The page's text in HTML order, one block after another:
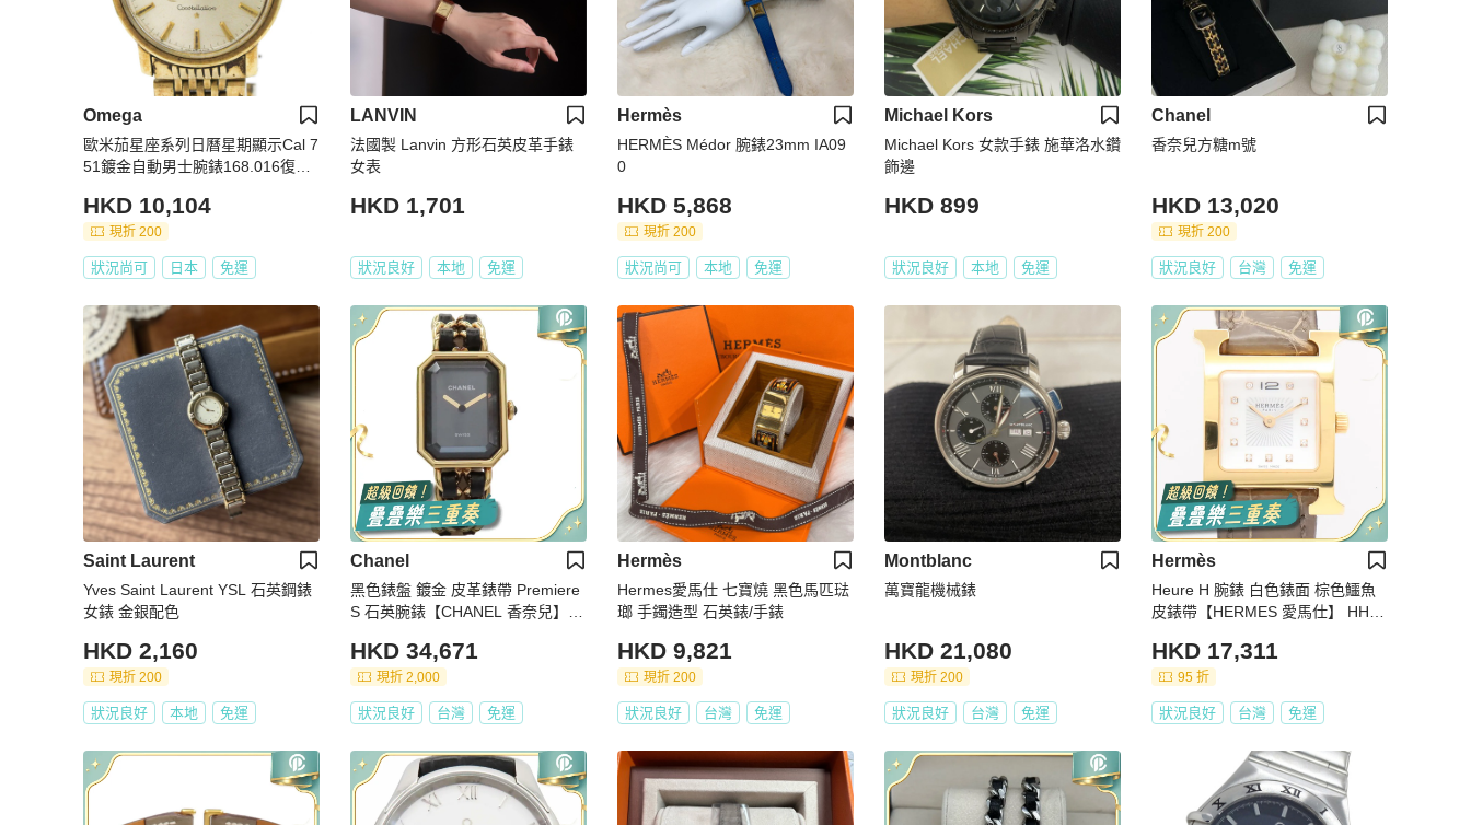
Omega
歐米茄星座系列日曆星期顯示Cal 7
51鍍金自動男士腕錶168.016復古
HKD 10,104
現折 200
狀況尚可 日本 免運
LANVIN
法國製 Lanvin 方形石英皮革手錶
女表
HKD 1,701
狀況良好 本地 免運
Hermès
HERMÈS Médor 腕錶23mm IA09
0
HKD 5,868
現折 200
狀況尚可 本地 免運
Michael Kors
Michael Kors 女款手錶 施華洛水鑽
飾邊
HKD 899
狀況良好 本地 免運
Chanel
香奈兒方糖m號
HKD 13,020
現折 200
狀況良好 台灣 免運
Saint Laurent
Yves Saint Laurent YSL 石英鋼錶
女錶 金銀配色
HKD 2,160
現折 200
狀況良好 本地 免運
Chanel
黑色錶盤 鍍金 皮革錶帶 Premiere
S 石英腕錶【CHANEL 香奈兒】 H
HKD 34,671
現折 2,000
狀況良好 台灣 免運
Hermès
Hermes愛馬仕 七寶燒 黑色馬匹琺
瑯 手鐲造型 石英錶/手錶
HKD 9,821
現折 200
狀況良好 台灣 免運
Montblanc
萬寶龍機械錶
HKD 21,080
現折 200
狀況良好 台灣 免運
Hermès
Heure H 腕錶 白色錶面 棕色鱷魚
皮錶帶【HERMES 愛馬仕】 HH1.
HKD 17,311
95 折
狀況良好 台灣 免運